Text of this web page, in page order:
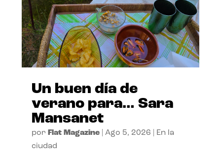
Un buen día de
verano para… Sara
Mansanet
por Flat Magazine| Ago 5, 2026
En la
ciudad